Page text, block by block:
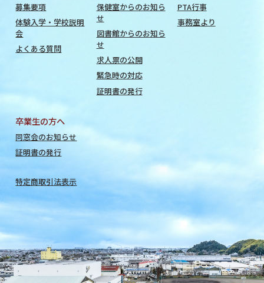
募集要項
体験入学・学校説明
会
よくある質問
保健室からのお知ら
せ
図書館からのお知ら
せ
求人票の公開
緊急時の対応
証明書の発行
PTA行事
事務室より
卒業生の方へ
同窓会のお知らせ
証明書の発行
特定商取引法表示